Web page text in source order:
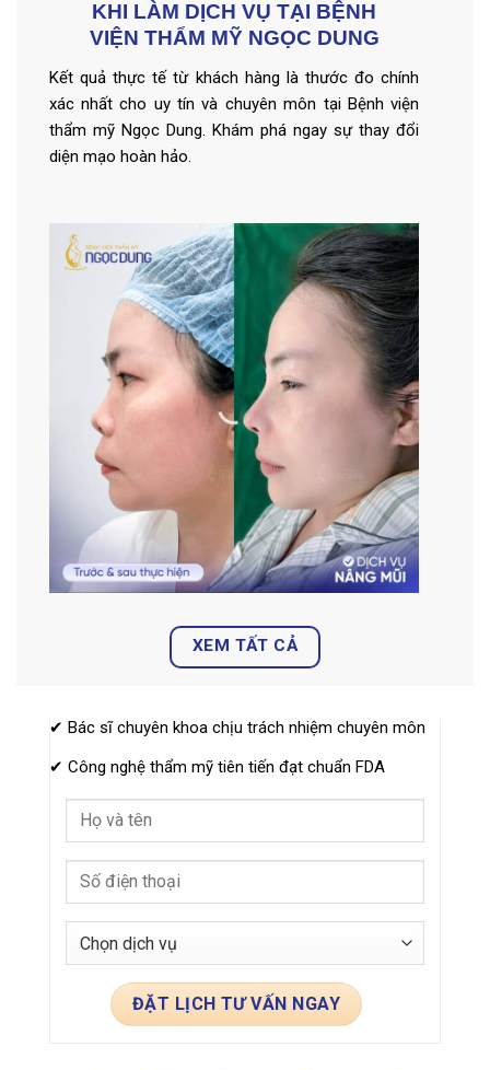
KHI LÀM DỊCH VỤ TẠI BỆNH
VIỆN THẨM MỸ NGỌC DUNG
Kết quả thực tế từ khách hàng là thước đo chính
xác nhất cho uy tín và chuyên môn tại Bệnh viện
thẩm mỹ Ngọc Dung. Khám phá ngay sự thay đổi
diện mạo hoàn hảo.
XEM TẤT CẢ
✔ Bác sĩ chuyên khoa chịu trách nhiệm chuyên môn
✔ Công nghệ thẩm mỹ tiên tiến đạt chuẩn FDA